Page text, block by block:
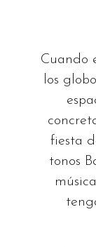
Cuando
los
fiesta
tonos